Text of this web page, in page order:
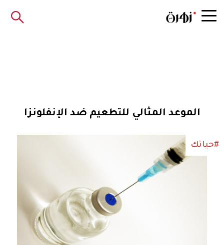
الموعد المثالي للتطعيم ضد الإنفلونزا
#حياتك